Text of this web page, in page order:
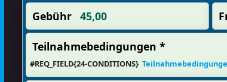
Gebühr 45,00
Teilnahmebedingungen *
#REQ_FIELD{24-CONDITIONS}